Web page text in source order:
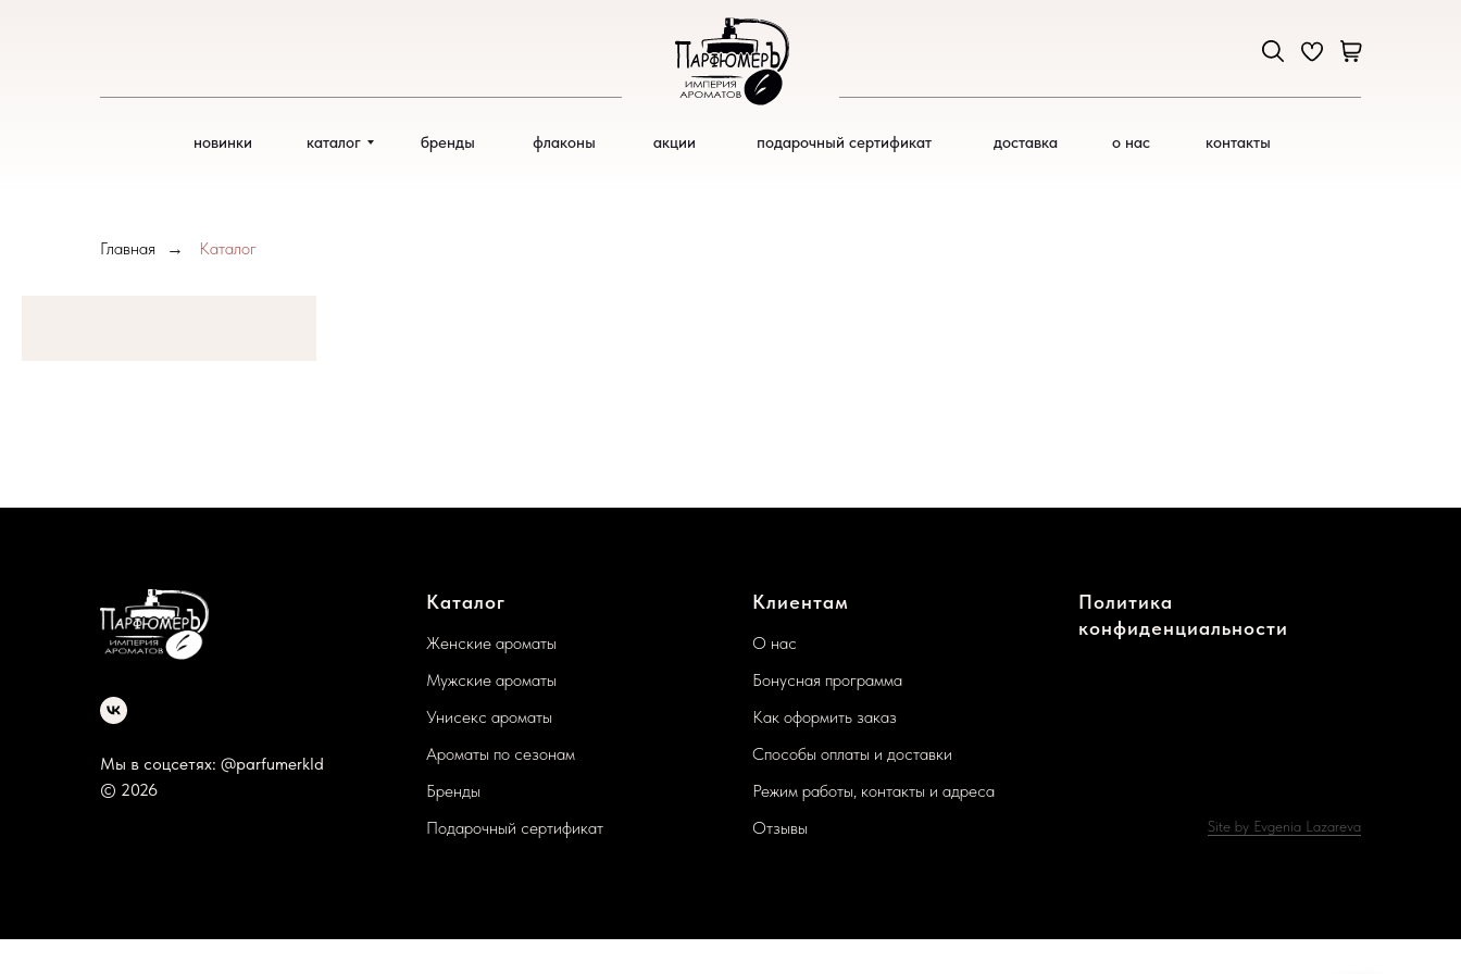
новинки каталог бренды акции подарочный сертификат доставка о нас контакты
флаконы
Главная → Каталог
Мы в соцсетях: @parfumerkld
© 2026
Каталог
Женские ароматы
Мужские ароматы
Унисекс ароматы
Ароматы по сезонам
Бренды
Подарочный сертификат
Клиентам
О нас
Бонусная программа
Как оформить заказ
Способы оплаты и доставки
Режим работы, контакты и адреса
Отзывы
Политика
конфиденциальности
Site by Evgenia Lazareva